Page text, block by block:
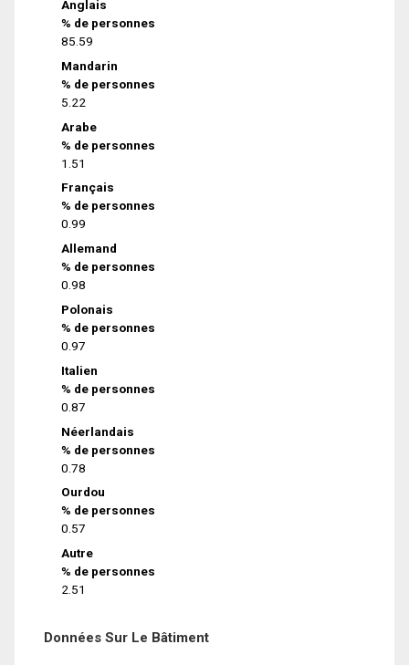
Anglais
% de personnes
85.59
Mandarin
% de personnes
5.22
Arabe
% de personnes
1.51
Français
% de personnes
0.99
Allemand
% de personnes
0.98
Polonais
% de personnes
0.97
Italien
% de personnes
0.87
Néerlandais
% de personnes
0.78
Ourdou
% de personnes
0.57
Autre
% de personnes
2.51
Données Sur Le Bâtiment